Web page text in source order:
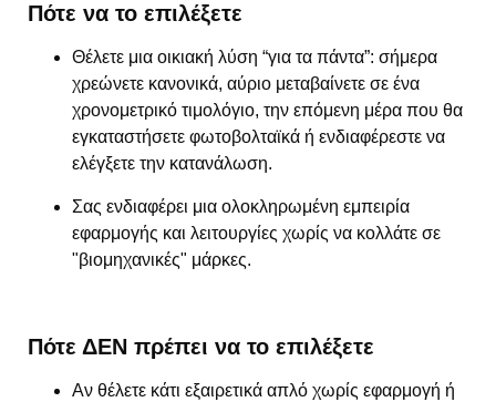
Πότε να το επιλέξετε
Θέλετε μια οικιακή λύση “για τα πάντα”: σήμερα
χρεώνετε κανονικά, αύριο μεταβαίνετε σε ένα
χρονομετρικό τιμολόγιο, την επόμενη μέρα που θα
εγκαταστήσετε φωτοβολταϊκά ή ενδιαφέρεστε να
ελέγξετε την κατανάλωση.
Σας ενδιαφέρει μια ολοκληρωμένη εμπειρία
εφαρμογής και λειτουργίες χωρίς να κολλάτε σε
"βιομηχανικές" μάρκες.
Πότε ΔΕΝ πρέπει να το επιλέξετε
Αν θέλετε κάτι εξαιρετικά απλό χωρίς εφαρμογή ή